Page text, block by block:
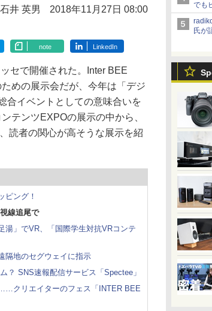
でも
アプ
氏が
石井 英男 2018年11月27日 08:00
note LinkedIn
セで開催された。Inter BEE
めの展示会だが、今年は「デジ
合イベントとしての意味合いを
テンツEXPOの展示の中から、
読者の関心が高そうな展示を紹
ピング！
線追尾で
」でVR、「国際学生対抗VRコンテ
隔地のセグウェイに指示
SNS速報配信サービス「Spectee」
クリエイターのフェス「INTER BEE